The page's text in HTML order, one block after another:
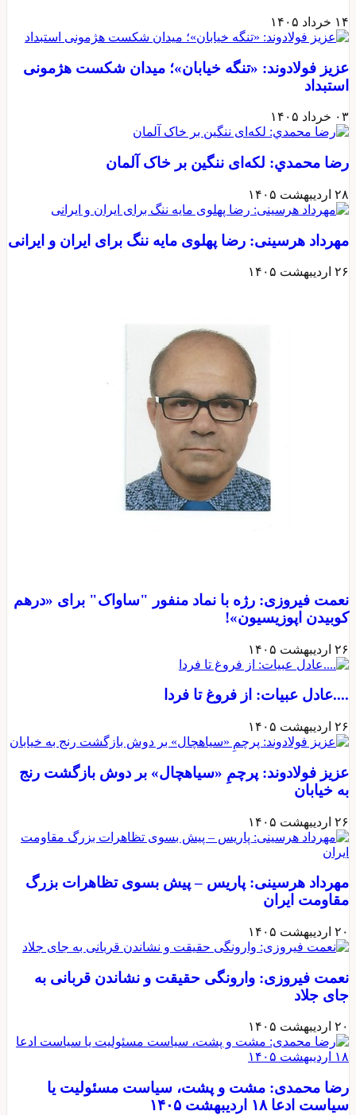
۱۴ خرداد ۱۴۰۵
عزیز فولادوند: «تنگه خیابان»؛ میدان شکست هژمونی
استبداد
۰۳ خرداد ۱۴۰۵
رضا محمدي: لکه‌ای ننگین بر خاک آلمان
۲۸ اردیبهشت ۱۴۰۵
مهرداد هرسینی: رضا پهلوی مایه ننگ برای ایران و ایرانی
۲۶ اردیبهشت ۱۴۰۵
نعمت فیروزی: رژه با نماد منفور "ساواک" برای «درهم
کوبیدن اپوزیسیون»!
۲۶ اردیبهشت ۱۴۰۵
....عادل عبیات: از فروغ تا فردا
۲۶ اردیبهشت ۱۴۰۵
عزیز فولادوند: پرچمِ «سیاهچال» بر دوش بازگشت رنج
به خیابان
۲۶ اردیبهشت ۱۴۰۵
مهرداد هرسینی: پاریس – پیش بسوی تظاهرات بزرگ
مقاومت ایران
۲۰ اردیبهشت ۱۴۰۵
نعمت فیروزی: وارونگی حقیقت و نشاندن قربانی به
جای جلاد
۲۰ اردیبهشت ۱۴۰۵
رضا محمدی: مشت و پشت، سیاست مسئولیت یا
سیاست ادعا ۱۸ اردیبهشت ۱۴۰۵